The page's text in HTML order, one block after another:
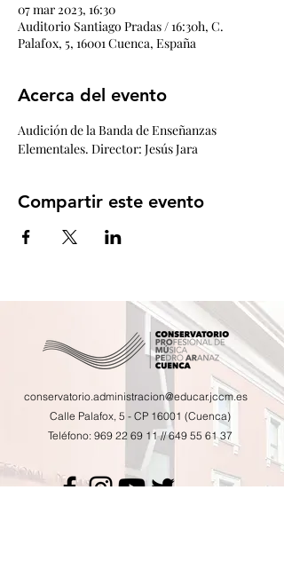
07 mar 2023, 16:30
Auditorio Santiago Pradas / 16:30h, C.
Palafox, 5, 16001 Cuenca, España
Acerca del evento
Audición de la Banda de Enseñanzas
Elementales. Director: Jesús Jara
Compartir este evento
conservatorio.administracion@educar.jccm.es
Calle Palafox, 5 - CP 16001 (Cuenca)
Teléfono: 969 22 69 11//649 55 61 37